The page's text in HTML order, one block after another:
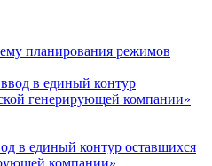
планирования режимов
в единый контур оставшихся
компании»